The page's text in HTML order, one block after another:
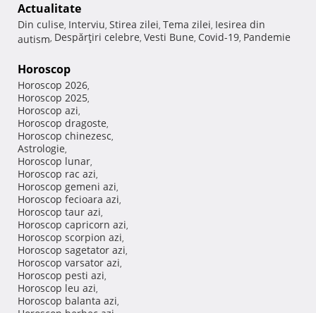
Actualitate
Din culise, Interviu, Stirea zilei, Tema zilei, Iesirea din
autism, Despărţiri celebre, Vesti Bune, Covid-19, Pandemie
Horoscop
Horoscop 2026,
Horoscop 2025,
Horoscop azi,
Horoscop dragoste,
Horoscop chinezesc,
Astrologie,
Horoscop lunar,
Horoscop rac azi,
Horoscop gemeni azi,
Horoscop fecioara azi,
Horoscop taur azi,
Horoscop capricorn azi,
Horoscop scorpion azi,
Horoscop sagetator azi,
Horoscop varsator azi,
Horoscop pesti azi,
Horoscop leu azi,
Horoscop balanta azi,